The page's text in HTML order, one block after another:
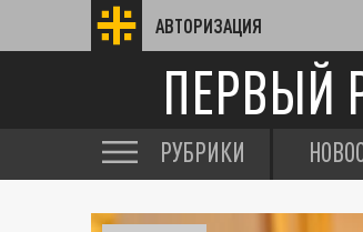
АВТОРИЗАЦИЯ
ПЕРВЫЙ
РУБРИКИ